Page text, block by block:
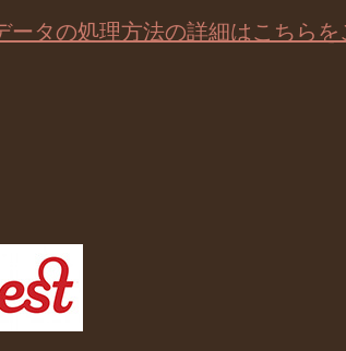
ータの処理方法の詳細はこちら